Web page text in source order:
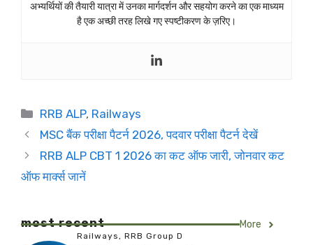
अभ्यर्थियों की तैयारी यात्रा में उनका मार्गदर्शन और सहयोग करने का एक माध्यम
है एक अच्छी तरह लिखे गए स्पष्टीकरण के ज़रिए।
Categories
RRB ALP, Railways
MSC बैंक परीक्षा पैटर्न 2026, पदवार परीक्षा पैटर्न देखें
RRB ALP CBT 1 2026 का कट ऑफ जारी, जोनवार कट
ऑफ मार्क्स जानें
most recent More
Railways, RRB Group D